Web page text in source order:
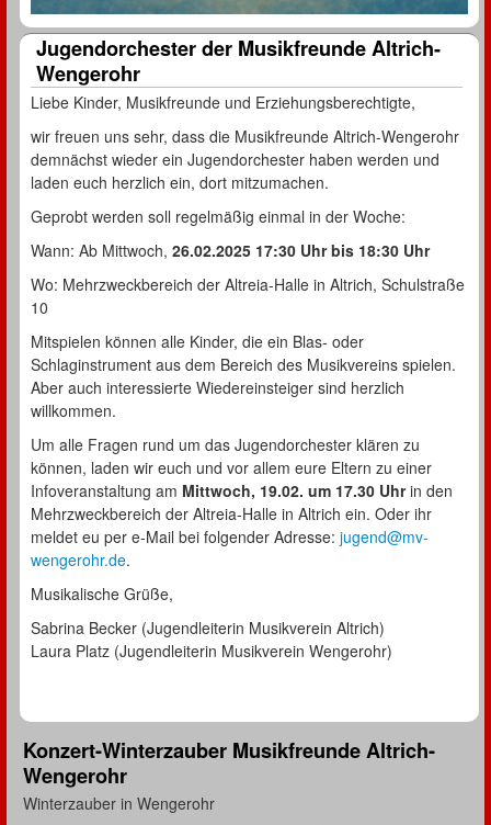
Jugendorchester der Musikfreunde Altrich-
Wengerohr
Liebe Kinder, Musikfreunde und Erziehungsberechtigte,
wir freuen uns sehr, dass die Musikfreunde Altrich-Wengerohr
demnächst wieder ein Jugendorchester haben werden und
laden euch herzlich ein, dort mitzumachen.
Geprobt werden soll regelmäßig einmal in der Woche:
Wann: Ab Mittwoch, 26.02.2025 17:30 Uhr bis 18:30 Uhr
Wo: Mehrzweckbereich der Altreia-Halle in Altrich, Schulstraße
10
Mitspielen können alle Kinder, die ein Blas- oder
Schlaginstrument aus dem Bereich des Musikvereins spielen.
Aber auch interessierte Wiedereinsteiger sind herzlich
willkommen.
Um alle Fragen rund um das Jugendorchester klären zu
können, laden wir euch und vor allem eure Eltern zu einer
Infoveranstaltung am Mittwoch, 19.02. um 17.30 Uhrin den
Mehrzweckbereich der Altreia-Halle in Altrich ein. Oder ihr
meldet eu per e-Mail bei folgender Adresse: jugend@mv-
wengerohr.de.
Musikalische Grüße,
Sabrina Becker (Jugendleiterin Musikverein Altrich)
Laura Platz (Jugendleiterin Musikverein Wengerohr)
Konzert-Winterzauber Musikfreunde Altrich-
Wengerohr
Winterzauber in Wengerohr